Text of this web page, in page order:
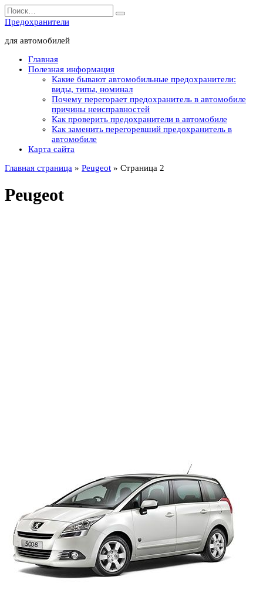
Перейти
к
содержанию
Search
for:
Предохранители
для автомобилей
Главная
Полезная информация
Какие бывают автомобильные предохранители:
виды, типы, номинал
Почему перегорает предохранитель в автомобиле
причины неисправностей
Как проверить предохранители в автомобиле
Как заменить перегоревший предохранитель в
автомобиле
Карта сайта
Главная страница » Peugeot » Страница 2
Peugeot